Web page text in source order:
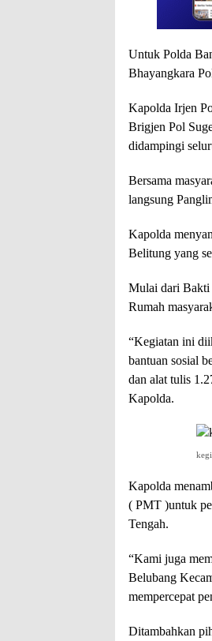
Untuk Polda
Bhayangkara
Kapolda Irjen
Brigjen Pol
didampingi
Bersama
langsung
Kapolda
Belitung yang
Mulai dari Bakti
Rumah
“Kegiatan ini
bantuan sosial
dan alat tulis
Kapolda.
Kapolda
( PMT )untuk
Tengah.
“Kami juga
Belubang
mempercepat
Ditambahkan